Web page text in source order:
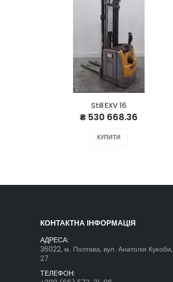
Still EXV 16
₴ 530 668.36
КУПИТИ
КОНТАКТНА ІНФОРМАЦІЯ
АДРЕСА:
36022, м. Полтава, вул. Анатолія Кукоби,
27
ТЕЛЕФОН: